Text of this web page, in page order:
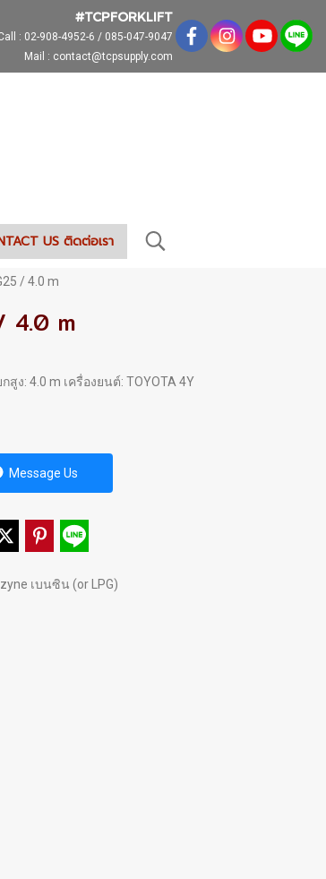
#TCPFORKLIFT
: 02-908-4952-6 / 085-047-9047
Mail : contact@tcpsupply.com
US ติดต่อเรา
/ 4.0 m
4.0 m
ง: 4.0 m เครื่องยนต์: TOYOTA 4Y
Message Us
เบนซิน (or LPG)